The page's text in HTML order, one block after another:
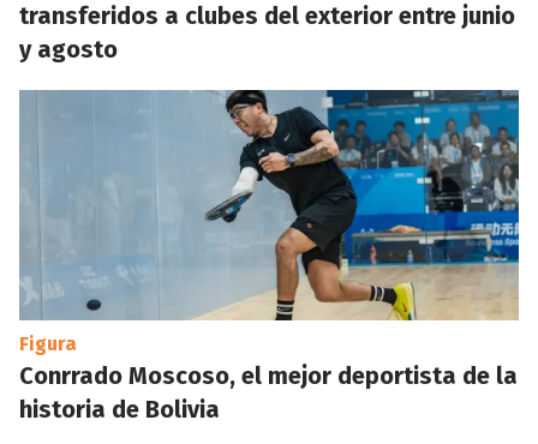
transferidos a clubes del exterior entre junio
y agosto
Figura
Conrrado Moscoso, el mejor deportista de la
historia de Bolivia